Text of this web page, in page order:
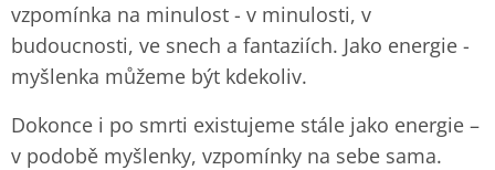
vzpomínka na minulost - v minulosti, v
budoucnosti, ve snech a fantaziích. Jako energie -
myšlenka můžeme být kdekoliv.
Dokonce i po smrti existujeme stále jako energie –
v podobě myšlenky, vzpomínky na sebe sama.